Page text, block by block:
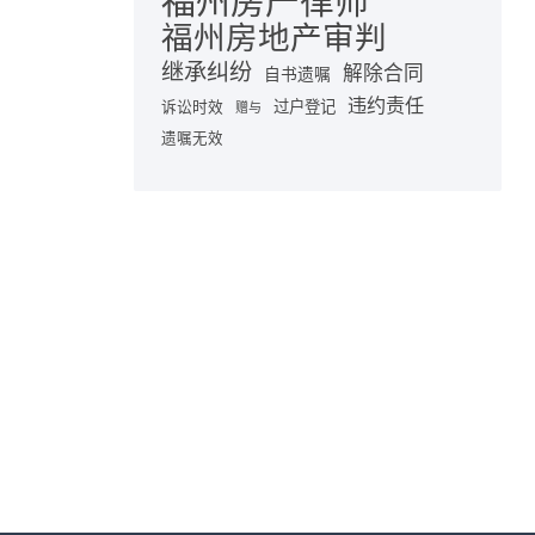
福州房地产审判
继承纠纷 自书遗嘱 解除合同
诉讼时效 赠与 过户登记 违约责任
遗嘱无效